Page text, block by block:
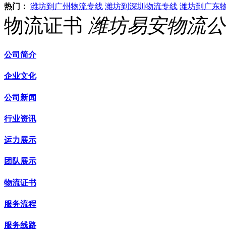
热门： 潍坊到广州物流专线 潍坊到深圳物流专线 潍坊到广东
物流证书 潍坊易安物流
公司简介
企业文化
公司新闻
行业资讯
运力展示
团队展示
物流证书
服务流程
服务线路